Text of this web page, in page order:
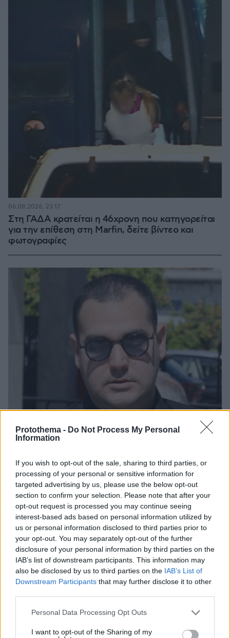
Protothema - Do Not Process My Personal
Information
If you wish to opt-out of the sale, sharing to third parties, or
processing of your personal or sensitive information for
targeted advertising by us, please use the below opt-out
section to confirm your selection. Please note that after your
opt-out request is processed you may continue seeing
interest-based ads based on personal information utilized by
us or personal information disclosed to third parties prior to
your opt-out. You may separately opt-out of the further
disclosure of your personal information by third parties on the
IAB’s list of downstream participants. This information may
also be disclosed by us to third parties on the IAB’s List of
Downstream Participants that may further disclose it to other
Please note that this website/app uses one or more Google
not limited to your visit or usage behaviour. You may click to
Personal Data Processing Opt Outs
I want to opt-out of the Sharing of my
Στη ΓΑΔΑ κρατείται η 46χρονη που κατηγορείται
για την επίθεση στη Marfin, δείτε βίντεο και
φωτογραφίες
06.08.2026, 23:17
Χρίστος Κούγιας: Η προσωπική μου ζωή δεν
μπορεί να είναι αντικείμενο φημών ή σεναρίων
που παρουσιάζονται ως πραγματικά γεγονότα
06.08.2026, 22:24